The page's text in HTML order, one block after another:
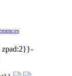
zpad:2}}-